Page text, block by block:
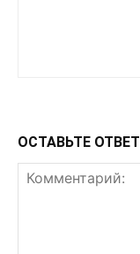
ОСТАВЬТЕ ОТВЕТ